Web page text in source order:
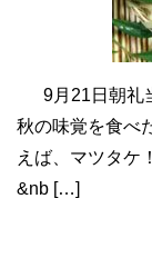
9月21日朝礼
秋の味覚を食べ
えば、マツタケ
&nb […]